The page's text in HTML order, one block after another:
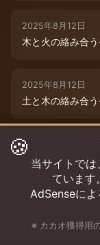
2025年8月12日
木と火の絡み合
2025年8月12日
土と木の絡み合
2025年8月12日
今日は、水と木
🍪
当サイトで
ていま
AdSenseに
※ カカオ獲得用